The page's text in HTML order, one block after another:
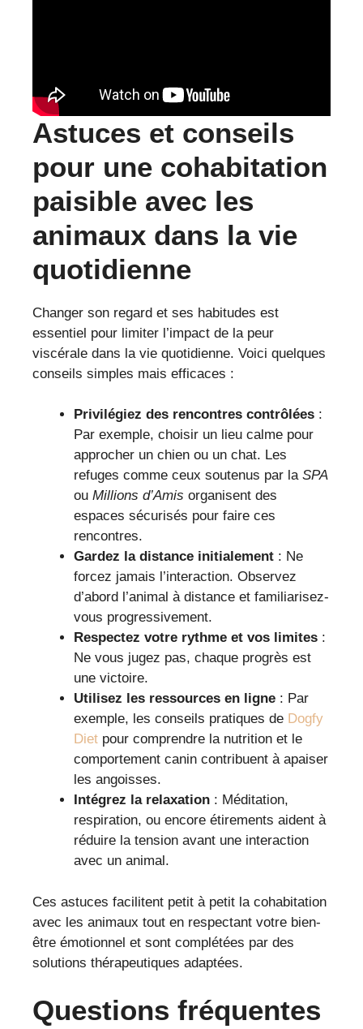
Astuces et conseils
pour une cohabitation
paisible avec les
animaux dans la vie
quotidienne
Changer son regard et ses habitudes est
essentiel pour limiter l’impact de la peur
viscérale dans la vie quotidienne. Voici quelques
conseils simples mais efficaces :
Privilégiez des rencontres contrôlées :
Par exemple, choisir un lieu calme pour
approcher un chien ou un chat. Les
refuges comme ceux soutenus par la SPA
ou Millions d’Amis organisent des
espaces sécurisés pour faire ces
rencontres.
Gardez la distance initialement : Ne
forcez jamais l’interaction. Observez
d’abord l’animal à distance et familiarisez-
vous progressivement.
Respectez votre rythme et vos limites :
Ne vous jugez pas, chaque progrès est
une victoire.
Utilisez les ressources en ligne : Par
exemple, les conseils pratiques de Dogfy
Diet pour comprendre la nutrition et le
comportement canin contribuent à apaiser
les angoisses.
Intégrez la relaxation : Méditation,
respiration, ou encore étirements aident à
réduire la tension avant une interaction
avec un animal.
Ces astuces facilitent petit à petit la cohabitation
avec les animaux tout en respectant votre bien-
être émotionnel et sont complétées par des
solutions thérapeutiques adaptées.
Questions fréquentes